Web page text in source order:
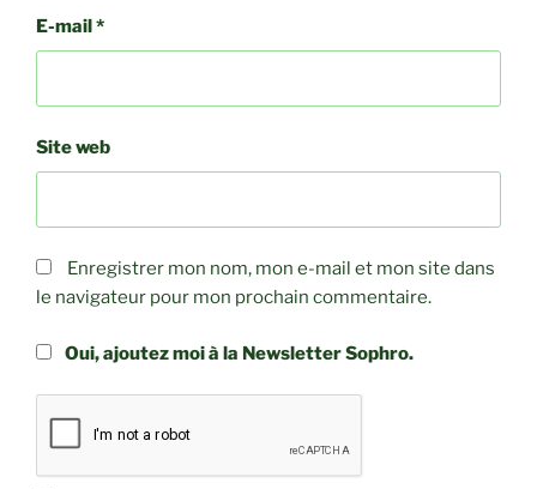
E-mail*
Site web
Enregistrer mon nom, mon e-mail et mon site dans
le navigateur pour mon prochain commentaire.
Oui, ajoutez moi à la Newsletter Sophro.